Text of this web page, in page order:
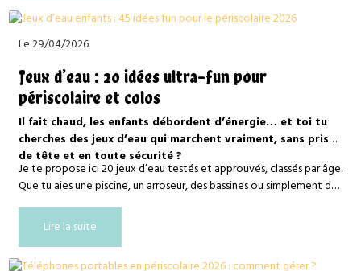
Le 29/04/2026
Jeux d’eau : 20 idées ultra-fun pour
périscolaire et colos
Il fait chaud, les enfants débordent d’énergie… et toi tu
cherches des jeux d’eau qui marchent vraiment, sans prise
de tête et en toute sécurité ?
Je te propose ici 20 jeux d’eau testés et approuvés, classés par âge.
Que tu aies une piscine, un arroseur, des bassines ou simplement des
pistolets à eau, tu vas trouver ton bonheur.
Lire la suite